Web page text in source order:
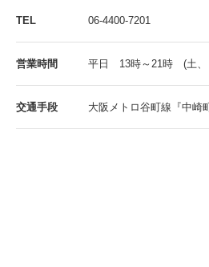
TEL 06-4400-7201
営業時間 平日 13時～21時 (土、
交通手段 大阪メトロ谷町線『中崎